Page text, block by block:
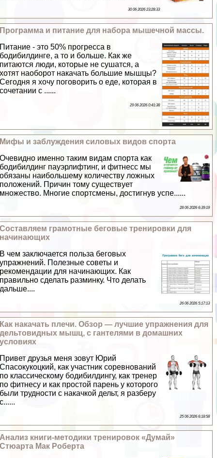
30 06 2026 23:28:33
Программа и питание для набора мышечной массы.
Питание - это 50% прогресса в
бодибилдинге, а то и больше. Как же
питаются люди, которые не сушатся, а
хотят наоборот накачать большие мышцы?
Сегодня я хочу поговорить о еде, которая в
сочетании с ......
29 06 2026 0:41:38
Мифы и заблуждения силовых видов спорта
Очевидно именно таким видам спорта как
бодибилдинг пауэрлифтинг, и фитнесс мы
обязаны наибольшему количеству ложных
положений. Причин тому существует
множество. Многие спортсмены, достигнув успе......
28 06 2026 6:39:19
Составляем грамотные беговые тренировки для
начинающих
В чем заключается польза беговых
упражнений. Полезные советы и
рекомендации для начинающих. Как
правильно сделать разминку. Что делать
дальше....
26 06 2026 5:17:13
Как накачать плечи. Обзор — лучшие упражнения для
дельтовидных мышц, с гантелями в домашних
условиях
Привет друзья меня зовут Юрий
Спасокукоцкий, как участник соревнований
по классическому бодибилдингу, как тренер
по фитнесу и как простой парень у которого
были трудности с накачкой дельт, я разберу
с......
25 06 2026 6:18:58
Анализ книги-методики тренировок «Думай»
Стюарта Мак Роберта